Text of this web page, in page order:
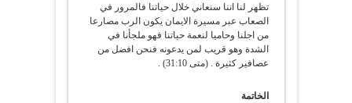
تظهر لنا اننا سنعاني خلال حياتنا فالمرور في
الصعاب عبر مسيرة الايمان يكون الرب مصارعا
من اجلنا وحاميا لنعمة حياتنا فهو ملجأنا في
الشدة وهو قريب لمن يدعونه فنحن افضل من
عصافير كثيرة . (متى 31:10) .
الخاتمة